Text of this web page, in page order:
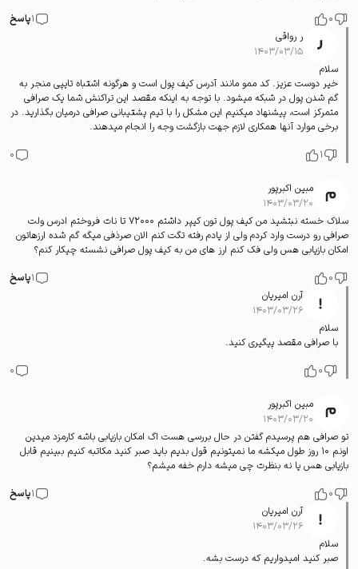
0
1پاسخ
ر رواقی
۱۴۰۳/۰۳/۱۵
سلام
خیر دوست عزیز. کد ممو مانند آدرس کیف پول است و هرگونه اشتباه تایپی منجر به
گم شدن پول در شبکه میشود. با توجه به اینکه مقصد این تراکنش شما یک صرافی
متمرکز است، پیشنهاد میکنیم این مشکل را با تیم پشتیبانی صرافی درمیان بگذارید. در
برخی موارد آنها همکاری لازم جهت بازگشت وجه را انجام میدهند.
1
0
مبین اکبرپور
۱۴۰۳/۰۳/۲۰
سلاک خسته نبتشید من کیف پول تون کیپر داشتم ۷۲۰۰۰ تا نات فروختم ادرس ولت
صرافی رو درست وارد کردم ولی از یادم رفته تگت کنم الان صرذفی میگه گم شده ارزهاتون
امکان بازیابی هس ولی فک کنم ارز های من به کیف پول صرافی نشسته چیکار کنم؟
0
1پاسخ
آرن امیریان
۱۴۰۳/۰۳/۲۶
سلام
با صرافی مقصد پیگیری کنید.
0
0
مبین اکبرپور
۱۴۰۳/۰۳/۲۰
تو صرافی هم پرسیدم گفتن در حال بررسی هست اگ امکان بازیابی باشه کارمزد میدین
اونم ۱۰ روز طول میکشه ما نمیتونیم قول بدیم باید صبر کنید مکاتبه کنیم ببینیم قابل
بازیابی هس یا نه بنظرت چی میشه دارم خفه میشم؟
0
1پاسخ
آرن امیریان
۱۴۰۳/۰۳/۲۶
سلام
صبر کنید امیدواریم که درست بشه.